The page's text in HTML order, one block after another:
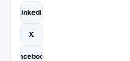
LinkedIn
X
Facebook